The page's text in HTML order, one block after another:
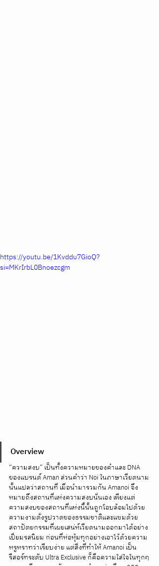
https://youtu.be/1Kvddu7GioQ?
si=MKrIrbL0Bnoezcgm
Overview
“ความสงบ” เป็นทั้งความหมายของคำและ DNA
ของแบรนด์ Aman ส่วนคำว่า Noi ในภาษาเวียดนาม
นั้นแปลว่าสถานที่ เมื่อนำมารวมกัน Amanoi จึง
หมายถึงสถานที่แห่งความสงบนั่นเอง เพียงแต่
ความสงบของสถานที่แห่งนี้นั้นถูกโอบล้อมไปด้วย
ความงามดั่งรูปวาดของธรรมชาติและแซมด้วย
สถาปัตยกรรมที่เผยเสน่ห์เวียดนามออกมาได้อย่าง
เปี่ยมรสนิยม ก่อนที่ห่อหุ้มทุกอย่างเอาไว้ด้วยความ
หรูหราทว่าเรียบง่าย แต่สิ่งที่ทำให้ Amanoi เป็น
รีสอร์ทระดับ Ultra Exclusive ก็คือความใส่ใจในทุกๆ